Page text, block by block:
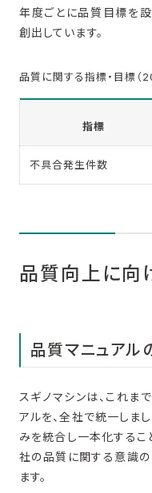
年度ごとに品質目標を
創出しています。
品質に関する指標・目標（
指標
不具合発生件数
品質向上に向
品質マニュアル
スギノマシンは、これま
アルを、全社で統一しま
みを統合し一本化するこ
社の品質に関する意識
ます。